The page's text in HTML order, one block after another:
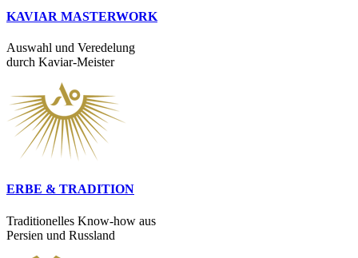
KAVIAR MASTERWORK
Auswahl und Veredelung
durch Kaviar-Meister
ERBE & TRADITION
Traditionelles Know-how aus
Persien und Russland